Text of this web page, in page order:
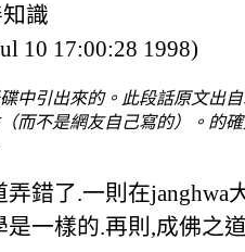
識
10 17:00:28 1998)
中引出來的。此段話原文出
而不是網友自己寫的）。的
錯了.一則在janghwa
是一樣的.再則,成佛之